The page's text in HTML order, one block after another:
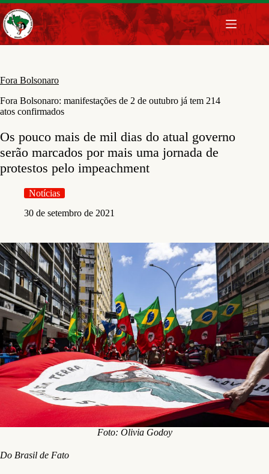
Pular
para
o
conteúdo
Fora Bolsonaro
Fora Bolsonaro: manifestações de 2 de outubro já tem 214
atos confirmados
Os pouco mais de mil dias do atual governo
serão marcados por mais uma jornada de
protestos pelo impeachment
Notícias
30 de setembro de 2021
Foto: Olivia Godoy
Do Brasil de Fato